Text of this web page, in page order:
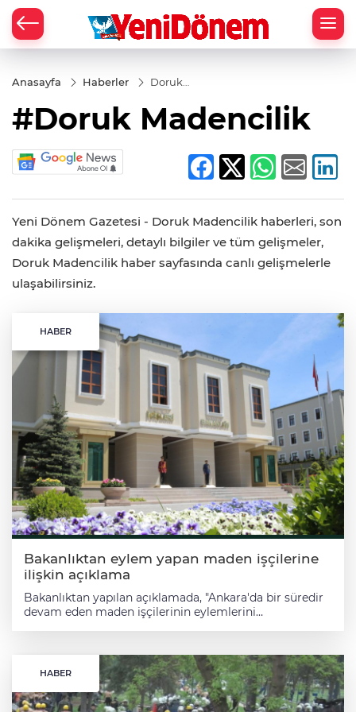
Anasayfa Haberler
Doruk
#Doruk Madencilik
Yeni Dönem Gazetesi - Doruk Madencilik haberleri, son
dakika gelişmeleri, detaylı bilgiler ve tüm gelişmeler,
Doruk Madencilik haber sayfasında canlı gelişmelerle
ulaşabilirsiniz.
HABER
Bakanlıktan eylem yapan maden işçilerine
ilişkin açıklama
Bakanlıktan yapılan açıklamada, "Ankara'da bir süredir
devam eden maden işçilerinin eylemlerini
Bakan Yardımcısı Ali Çelik'in başkanlığındaki
toplantıda, Çalışma ve Sosyal Güvenlik Bakanlığı Bakan
Yardımcısı Faruk Özçelik, Enerji ve Tabii Kaynaklar
Bakan Yardımcısı Abdullah Tancan, Emniyet Genel
HABER